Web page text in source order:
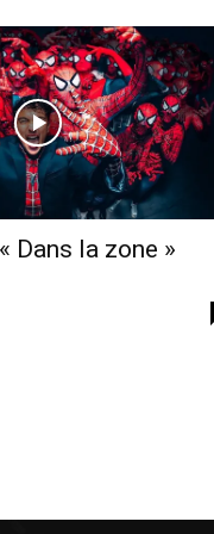
Dans la zone »